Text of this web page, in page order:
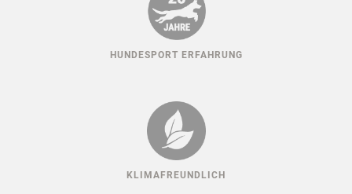
HUNDESPORT ERFAHRUNG
KLIMAFREUNDLICH